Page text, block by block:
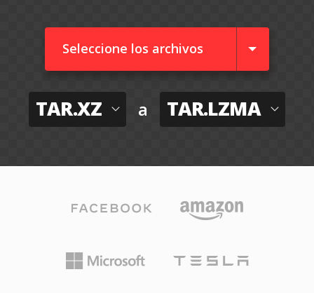
Seleccione los archivos
TAR.XZ a TAR.LZMA